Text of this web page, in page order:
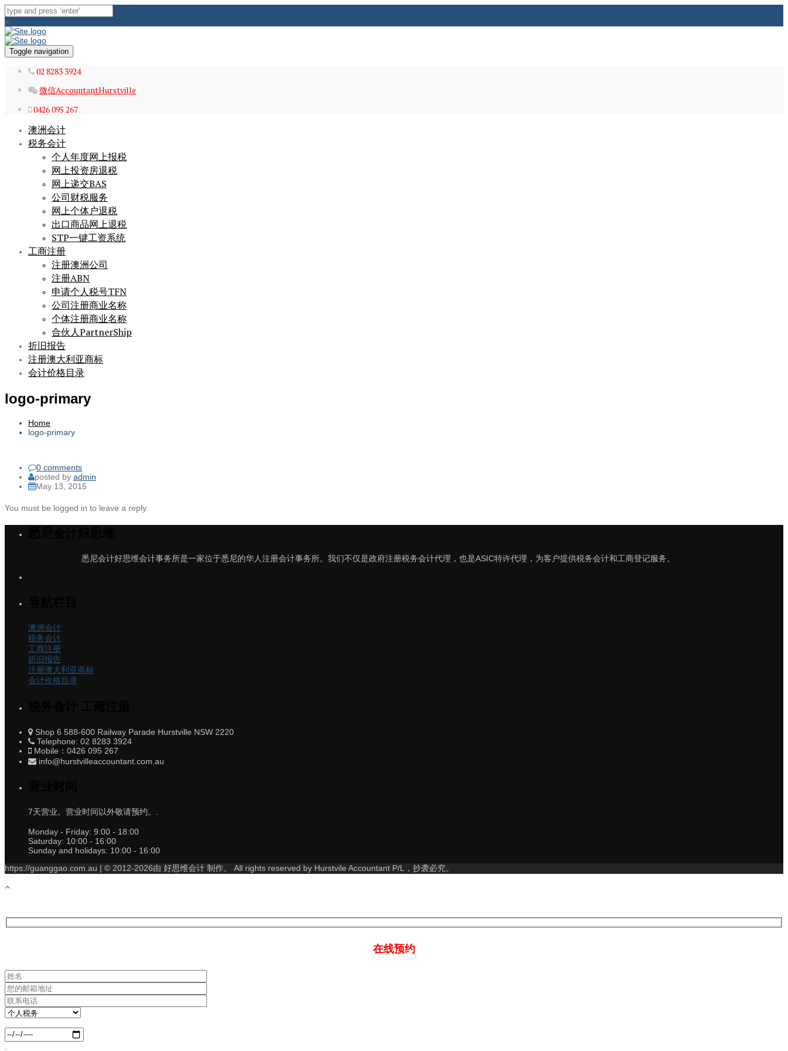
×
Toggle navigation
02 8283 3924
微信AccountantHurstville
0426 095 267
澳洲会计
税务会计
个人年度网上报税
网上投资房退税
网上递交BAS
公司财税服务
网上个体户退税
出口商品网上退税
STP一键工资系统
工商注册
注册澳洲公司
注册ABN
申请个人税号TFN
公司注册商业名称
个体注册商业名称
合伙人PartnerShip
折旧报告
注册澳大利亚商标
会计价格目录
logo-primary
Home
logo-primary
0 comments
posted by admin
May 13, 2015
You must be logged in to leave a reply.
悉尼会计好思维会计事务所是一家位于悉尼的华人注册会计事务所。我们不仅是政府注册税务会计代理，也是ASIC特许代理，为客户提供税务会计和工商登记服务。
澳洲会计
税务会计
工商注册
折旧报告
注册澳大利亚商标
会计价格目录
Shop 6 588-600 Railway Parade Hurstville NSW 2220
Telephone: 02 8283 3924
Mobile：0426 095 267
info@hurstvilleaccountant.com.au
7天营业。营业时间以外敬请预约。.
Monday - Friday: 9:00 - 18:00
Saturday: 10:00 - 16:00
Sunday and holidays: 10:00 - 16:00
https://guanggao.com.au | © 2012-2026由 好思维会计 制作。 All rights reserved by Hurstvile Accountant P/L，抄袭必究。
在线预约